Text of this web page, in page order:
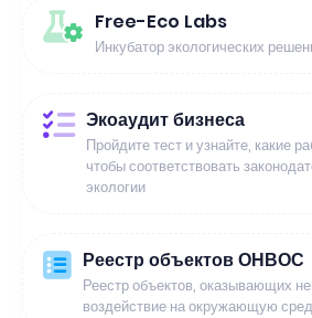
Free-Eco Labs
Инкубатор экологических
Экоаудит бизнеса
Пройдите тест и узнайте, какие
чтобы соответствовать
экологии
Реестр объектов ОНВОС
Реестр объектов, оказывающих
воздействие на окружающую